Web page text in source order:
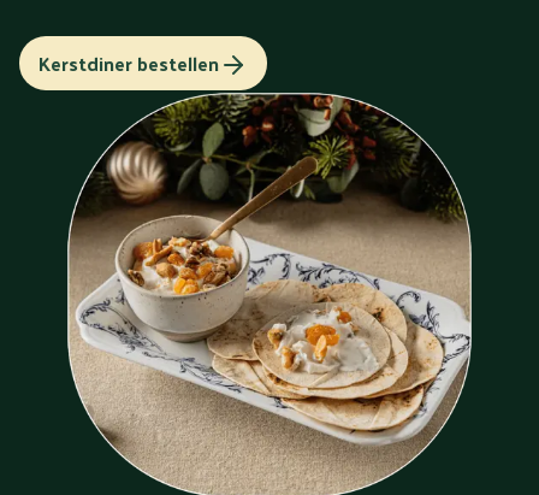
Kerstdiner bestellen